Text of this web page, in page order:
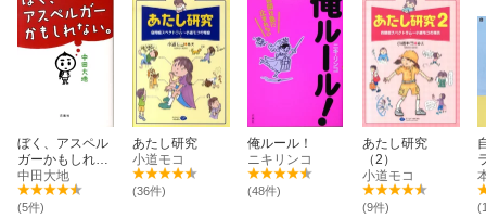
ぼく、アスペル
ガーかもしれな
い。
中田大地
(5件)
あたし研究
小道モコ
(36件)
俺ルール！
ニキリンコ
(48件)
あたし研究
（2）
小道モコ
(9件)